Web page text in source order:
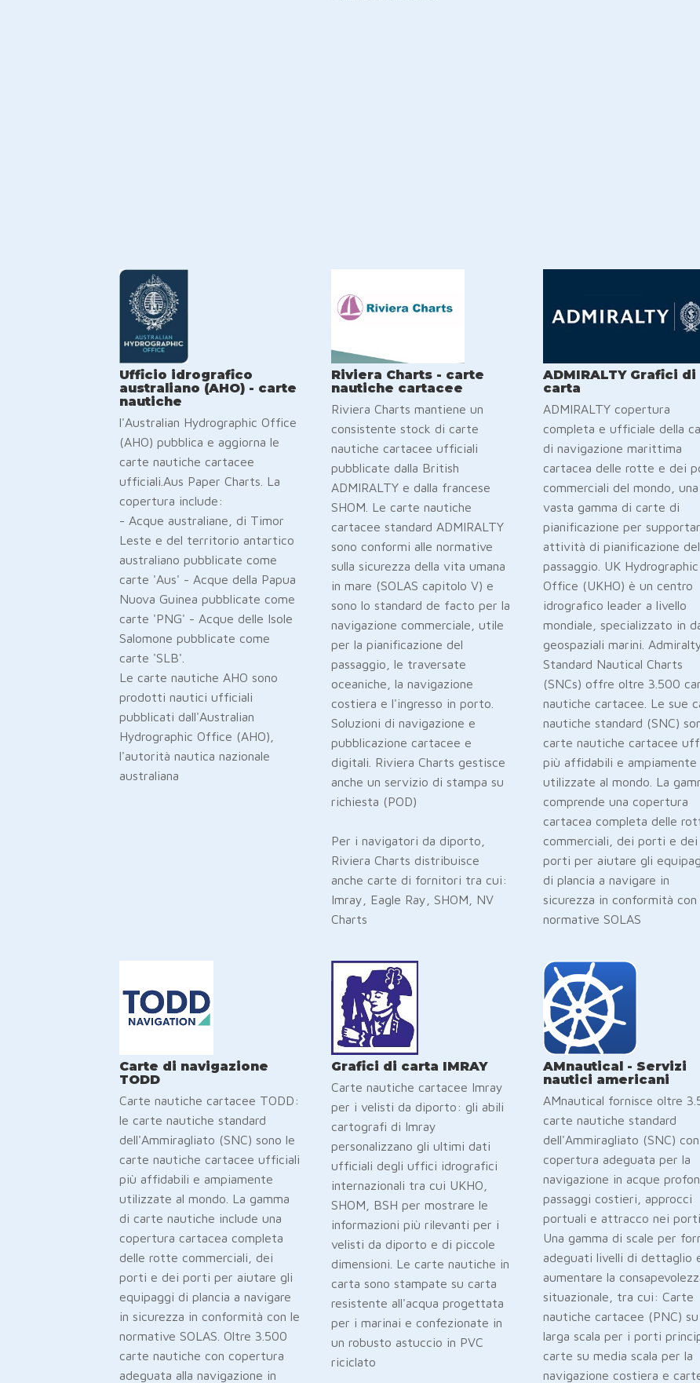
Ufficio idrografico
australiano (AHO) - carte
nautiche
l'Australian Hydrographic Office
(AHO) pubblica e aggiorna le
carte nautiche cartacee
ufficiali.Aus Paper Charts. La
copertura include:
- Acque australiane, di Timor
Leste e del territorio antartico
australiano pubblicate come
carte 'Aus' - Acque della Papua
Nuova Guinea pubblicate come
carte 'PNG' - Acque delle Isole
Salomone pubblicate come
carte 'SLB'.
Le carte nautiche AHO sono
prodotti nautici ufficiali
pubblicati dall'Australian
Hydrographic Office (AHO),
l'autorità nautica nazionale
australiana
Riviera Charts - carte
nautiche cartacee
Riviera Charts mantiene un
consistente stock di carte
nautiche cartacee ufficiali
pubblicate dalla British
ADMIRALTY e dalla francese
SHOM. Le carte nautiche
cartacee standard ADMIRALTY
sono conformi alle normative
sulla sicurezza della vita umana
in mare (SOLAS capitolo V) e
sono lo standard de facto per la
navigazione commerciale, utile
per la pianificazione del
passaggio, le traversate
oceaniche, la navigazione
costiera e l'ingresso in porto.
Soluzioni di navigazione e
pubblicazione cartacee e
digitali. Riviera Charts gestisce
anche un servizio di stampa su
richiesta (POD)
Per i navigatori da diporto,
Riviera Charts distribuisce
anche carte di fornitori tra cui:
Imray, Eagle Ray, SHOM, NV
Charts
ADMIRALTY Grafici di
carta
ADMIRALTY copertura
completa e ufficiale della
di navigazione marittima
cartacea delle rotte e dei
commerciali del mondo, una
vasta gamma di carte di
pianificazione per
attività di pianificazione del
passaggio. UK Hydrographic
Office (UKHO) è un centro
idrografico leader a livello
mondiale, specializzato in
geospaziali marini.
Standard Nautical Charts
(SNCs) offre oltre 3.500
nautiche cartacee. ​​​​​​​​​​Le sue
nautiche standard (SNC)
carte nautiche cartacee
più affidabili e ampiamente
utilizzate al mondo. La
comprende una copertura
cartacea completa delle
commerciali, dei porti e dei
porti per aiutare gli
di plancia a navigare in
sicurezza in conformità con
normative SOLAS
Carte di navigazione
TODD
Carte nautiche cartacee TODD:
le carte nautiche standard
dell'Ammiragliato (SNC) sono le
carte nautiche cartacee ufficiali
più affidabili e ampiamente
utilizzate al mondo. La gamma
di carte nautiche include una
copertura cartacea completa
delle rotte commerciali, dei
porti e dei porti per aiutare gli
equipaggi di plancia a navigare
in sicurezza in conformità con le
normative SOLAS. Oltre 3.500
carte nautiche con copertura
adeguata alla navigazione in
Grafici di carta IMRAY
Carte nautiche cartacee Imray
per i velisti da diporto: gli abili
cartografi di Imray
personalizzano gli ultimi dati
ufficiali degli uffici idrografici
internazionali tra cui UKHO,
SHOM, BSH per mostrare le
informazioni più rilevanti per i
velisti da diporto e di piccole
dimensioni. Le carte nautiche in
carta sono stampate su carta
resistente all'acqua progettata
per i marinai e confezionate in
un robusto astuccio in PVC
riciclato
AMnautical - Servizi
nautici americani
AMnautical fornisce oltre
carte nautiche standard
dell'Ammiragliato (SNC)
copertura adeguata per la
navigazione in acque
passaggi costieri, approcci
portuali e attracco nei porti.
Una gamma di scale per
adeguati livelli di dettaglio
aumentare la
situazionale, tra cui: Carte
nautiche cartacee (PNC) su
larga scala per i porti
carte su media scala per la
navigazione costiera e